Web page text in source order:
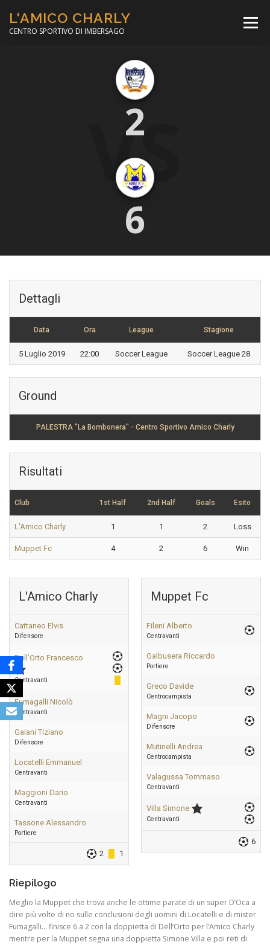
contenuto
L'AMICO CHARLY
CENTRO SPORTIVO DI IMBERSAGO
Menù
CORSO CALCIO A 5
MINIBASKET
VS
2
6
Dettagli
Data Ora League Stagione
5 Luglio 2019 22:00 Soccer League Soccer League 28
Ground
PALESTRA "La Bombonera" - Centro Sportivo Amico Charly
Risultati
Club 1st Half 2nd Half Goals Esito
L'Amico Charly 1 1 2 Loss
Muppet Fc 4 2 6 Win
L'Amico Charly
Cattaneo Elvis
Difensore
Dell’Orto Francesco
Centravanti
Fumagalli Nicolò
Centravanti
Gaiani Tiziano
Difensore
Locatelli Emmanuel
Centravanti
Maggioni Dario
Centravanti
Tassone Alessandro
Portiere
2 1
Muppet Fc
Fileni Alberto
Centravanti
Galbusera Riccardo
Portiere
Greco Davide
Centrocampista
Magni Jacopo
Difensore
Mutinelli Andrea
Centrocampista
Valagussa Tommaso
Centravanti
Villa Simone
Centravanti
6
Riepilogo
Meglio la Muppet che trova anche le ottime parate di un super D’Oca a
dire più volte di no sulle conclusioni degli uomini di Locatelli e di mister
Fumagalli… finisce 6 a 2 con la doppietta di Dell’Orto per l’Amico Charly
mentre per la Muppet segna una doppietta Simone Villa e poi reti di